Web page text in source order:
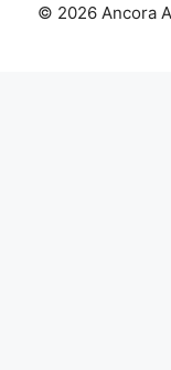
© 2026 Ancora